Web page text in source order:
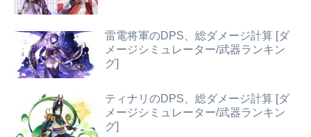
雷電将軍のDPS、総ダメージ計算 [ダ
メージシミュレーター/武器ランキン
グ]
ティナリのDPS、総ダメージ計算 [ダ
メージシミュレーター/武器ランキン
グ]